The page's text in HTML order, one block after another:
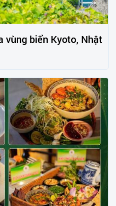
vùng biển Kyoto, Nhật